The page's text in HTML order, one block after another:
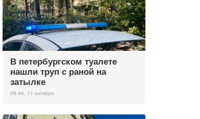
В петербургском туалете
нашли труп с раной на
затылке
09:44, 11 октября